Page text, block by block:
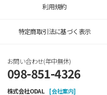
利用規約
特定商取引法に基づく表示
お問い合わせ(年中無休)
098-851-4326
株式会社ODAL [会社案内]